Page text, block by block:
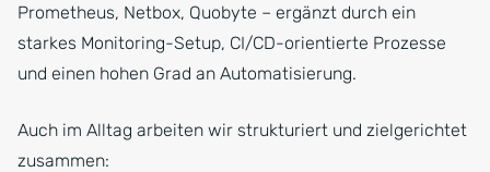
Prometheus, Netbox, Quobyte – ergänzt durch ein
starkes Monitoring-Setup, CI/CD-orientierte Prozesse
und einen hohen Grad an Automatisierung.
Auch im Alltag arbeiten wir strukturiert und zielgerichtet
zusammen: